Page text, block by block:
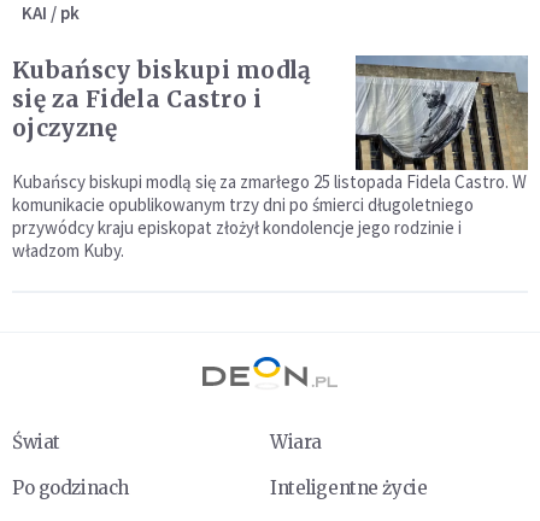
KAI / pk
Kubańscy biskupi modlą
się za Fidela Castro i
ojczyznę
Kubańscy biskupi modlą się za zmarłego 25 listopada Fidela Castro. W
komunikacie opublikowanym trzy dni po śmierci długoletniego
przywódcy kraju episkopat złożył kondolencje jego rodzinie i
władzom Kuby.
Świat
Wiara
Po godzinach
Inteligentne życie